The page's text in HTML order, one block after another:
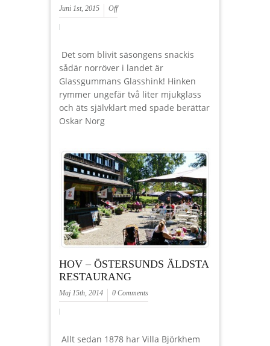
Juni 1st, 2015 Off
Det som blivit säsongens snackis
sådär norröver i landet är
Glassgummans Glasshink! Hinken
rymmer ungefär två liter mjukglass
och äts självklart med spade berättar
Oskar Norg
HOV – ÖSTERSUNDS ÄLDSTA
RESTAURANG
Maj 15th, 2014 0 Comments
Allt sedan 1878 har Villa Björkhem